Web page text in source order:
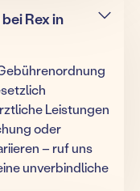
Rex in
Leistungen
oder
– ruf uns
unverbindliche